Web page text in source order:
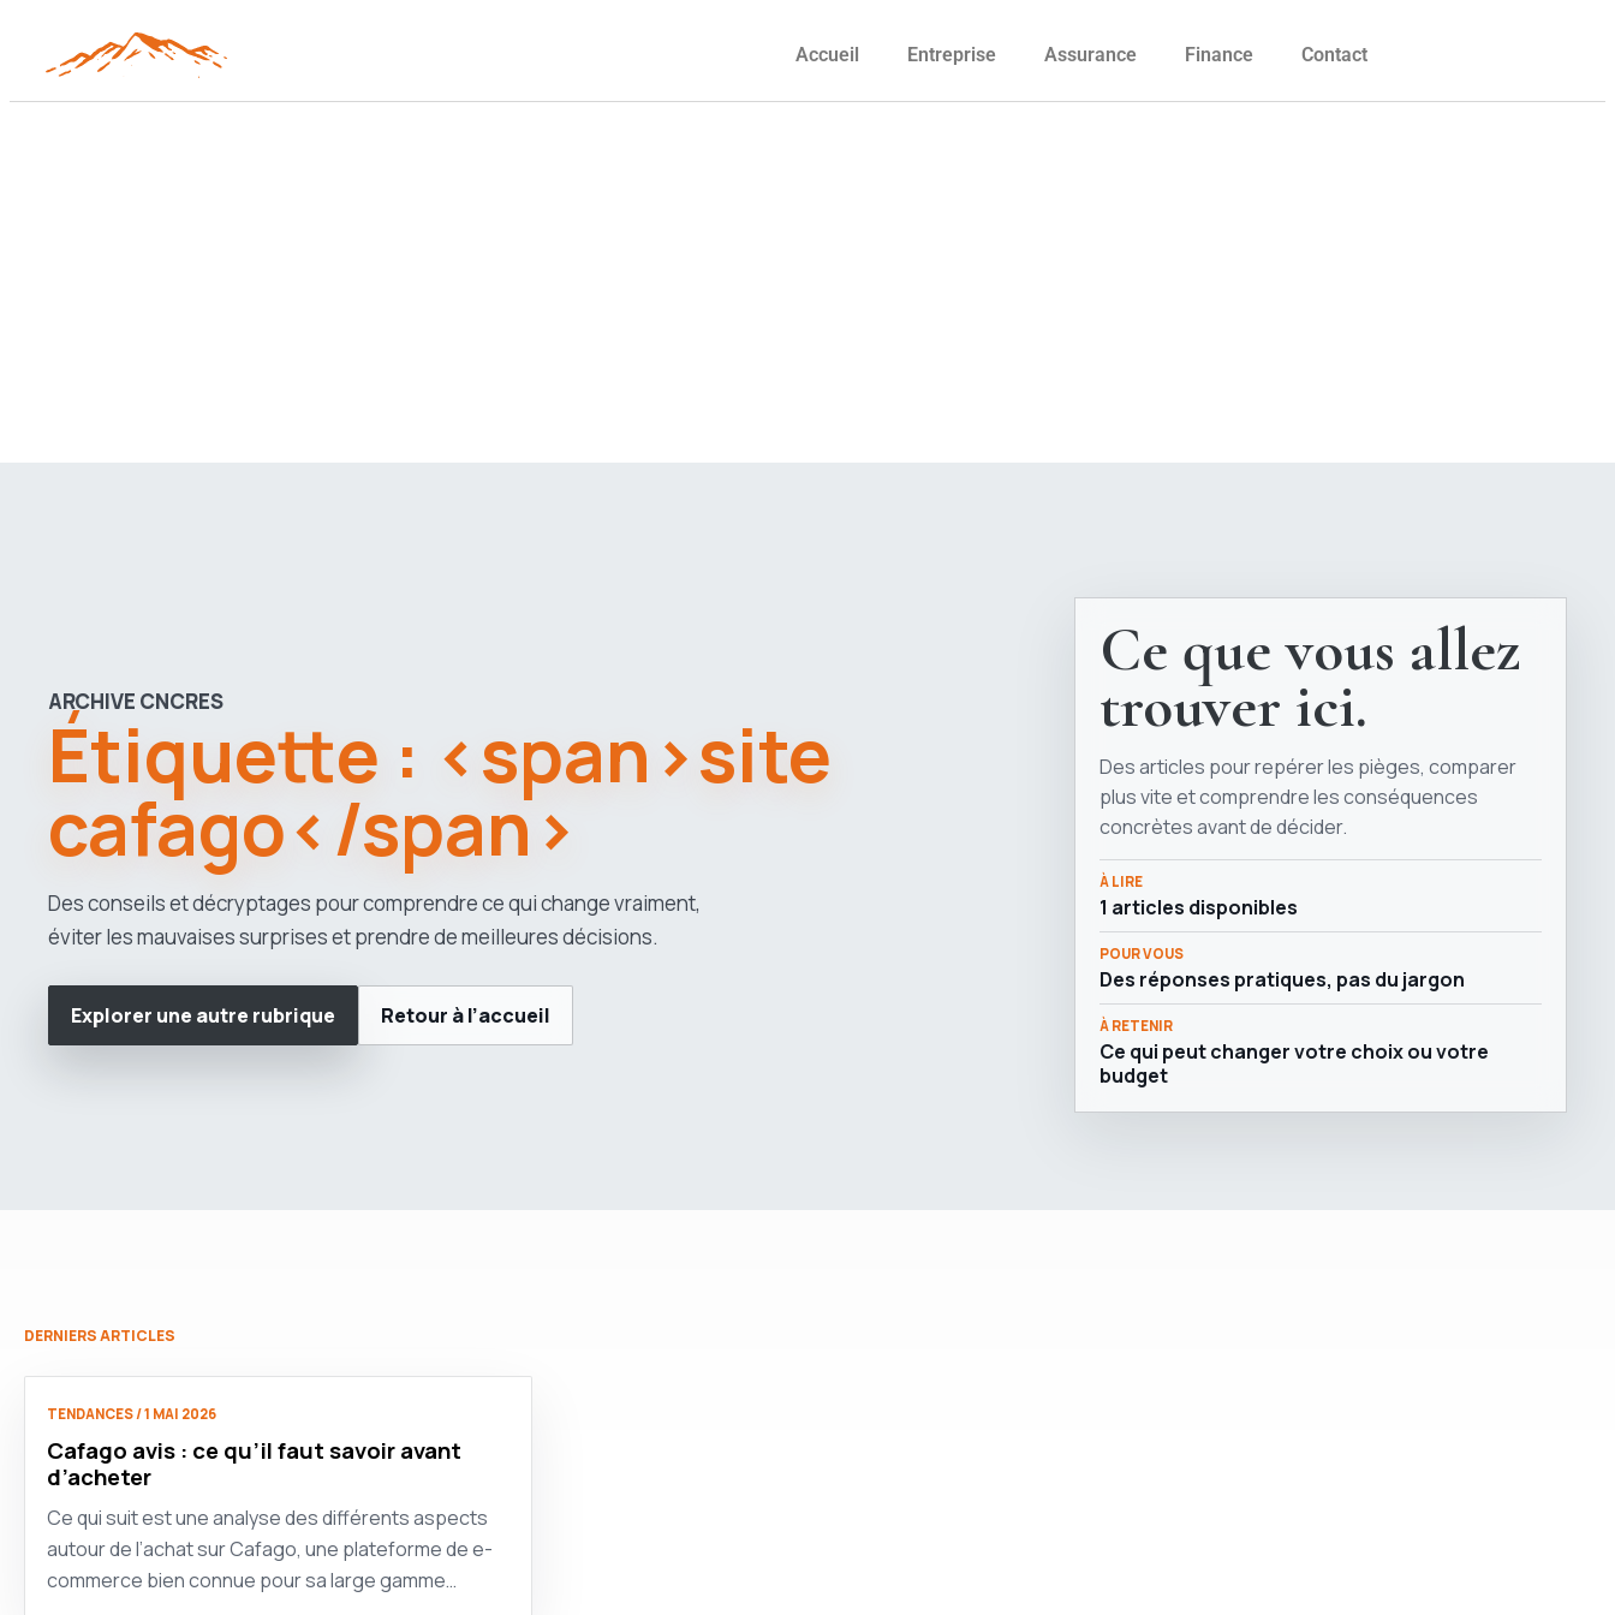
Accueil Entreprise Assurance Finance Contact
ARCHIVE CNCRES
Étiquette : <span>site
cafago</span>
Des conseils et décryptages pour comprendre ce qui change vraiment,
éviter les mauvaises surprises et prendre de meilleures décisions.
Explorer une autre rubrique Retour à l’accueil
Ce que vous allez
trouver ici.
Des articles pour repérer les pièges, comparer
plus vite et comprendre les conséquences
concrètes avant de décider.
À LIRE
1 articles disponibles
POUR VOUS
Des réponses pratiques, pas du jargon
À RETENIR
Ce qui peut changer votre choix ou votre
budget
DERNIERS ARTICLES
TENDANCES / 1 MAI 2026
Cafago avis : ce qu’il faut savoir avant
d’acheter
Ce qui suit est une analyse des différents aspects
autour de l’achat sur Cafago, une plateforme de e-
commerce bien connue pour sa large gamme…